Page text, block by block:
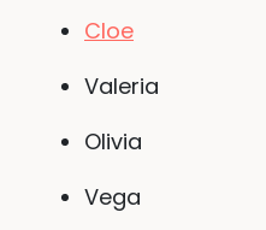
Cloe
Valeria
Olivia
Vega